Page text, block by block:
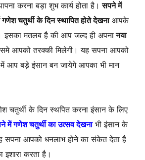
करना बड़ा शुभ कार्य होता है। सपने में
गणेश चतुर्थी के दिन स्थापित होते देखनाआपके
इसका मतलब है की आप जल्द ही अपनानया
आपको तरक्की मिलेगी। यह सपना आपको
आप बड़े इंसान बन जायेगे आपका भी मान
चतुर्थी के दिन स्थपित करना इंसान के लिए
में गणेश चतुर्थी का उत्सव देखनाभी इंसान के
सपना आपको धनलाभ होने का संकेत देता है
इशारा करता है।